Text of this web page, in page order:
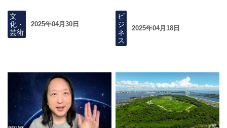
文
化・
芸術
2025年04月30日
ビ
ジ
ネ
ス
2025年04月18日